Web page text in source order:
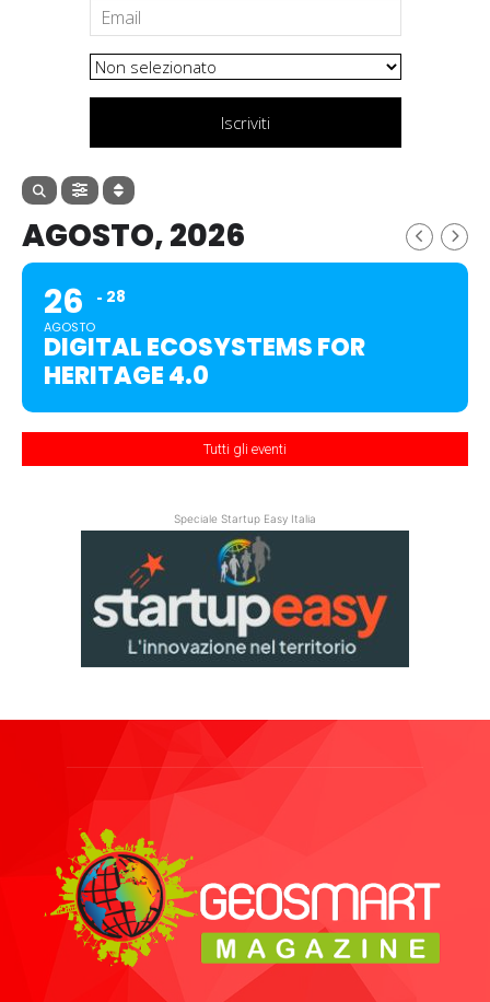
Iscriviti
AGOSTO, 2026
26
AGOSTO
28
DIGITAL ECOSYSTEMS FOR
HERITAGE 4.0
Tutti gli eventi
Speciale Startup Easy Italia